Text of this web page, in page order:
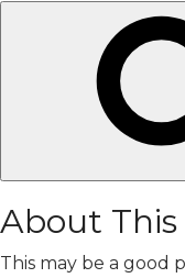
About This
This may be a good